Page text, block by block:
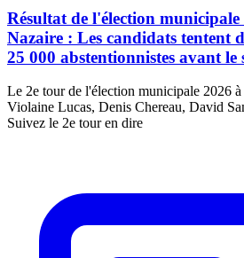
Résultat de l'élection
Nazaire : Les candidats tentent
25 000 abstentionnistes avant le
Le 2e tour de l'élection municipale 2026
Violaine Lucas, Denis Chereau, David
Suivez le 2e tour en dire